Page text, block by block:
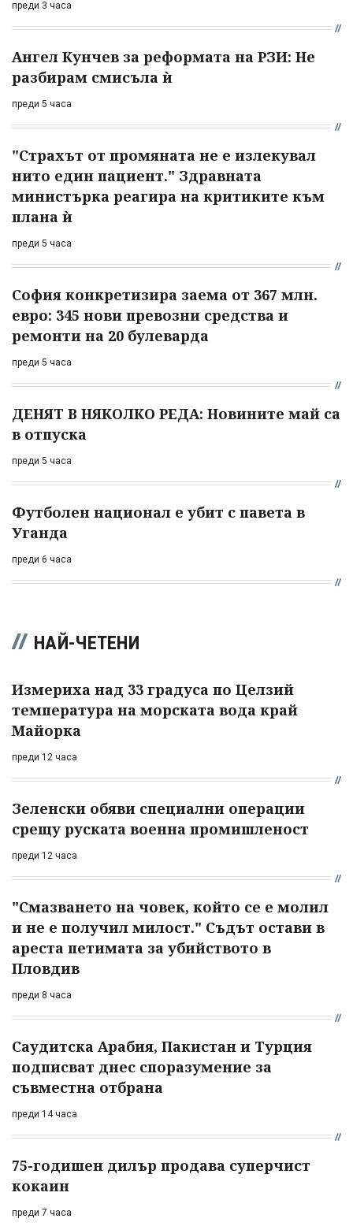
преди 3 часа
Ангел Кунчев за реформата на РЗИ: Не
разбирам смисъла ѝ
преди 5 часа
"Страхът от промяната не е излекувал
нито един пациент." Здравната
министърка реагира на критиките към
плана ѝ
преди 5 часа
София конкретизира заема от 367 млн.
евро: 345 нови превозни средства и
ремонти на 20 булеварда
преди 5 часа
ДЕНЯТ В НЯКОЛКО РЕДА: Новините май са
в отпуска
преди 5 часа
Футболен национал е убит с павета в
Уганда
преди 6 часа
НАЙ-ЧЕТЕНИ
Измериха над 33 градуса по Целзий
температура на морската вода край
Майорка
преди 12 часа
Зеленски обяви специални операции
срещу руската военна промишленост
преди 12 часа
"Смазването на човек, който се е молил
и не е получил милост." Съдът остави в
ареста петимата за убийството в
Пловдив
преди 8 часа
Саудитска Арабия, Пакистан и Турция
подписват днес споразумение за
съвместна отбрана
преди 14 часа
75-годишен дилър продава суперчист
кокаин
преди 7 часа